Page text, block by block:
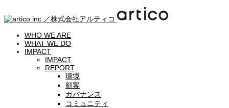
WHO WE ARE
WHAT WE DO
IMPACT
IMPACT
REPORT
環境
顧客
ガバナンス
コミュニティ